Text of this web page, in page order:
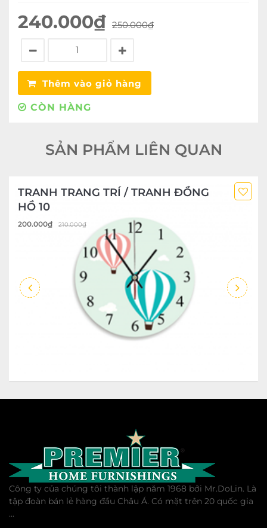
240.000₫ 250.000₫
Thêm vào giỏ hàng
CÒN HÀNG
SẢN PHẨM LIÊN QUAN
TRANH TRANG TRÍ / TRANH ĐỒNG
HỒ 10
200.000₫ 210.000₫
Công ty của chúng tôi thành lập năm 1968 bởi Mr.DoLin. Là
tập đoàn bán lẻ hàng đầu Châu Á. Có mặt trên 20 quốc gia
...